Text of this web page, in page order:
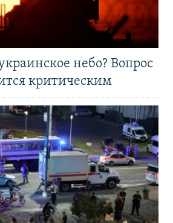
небо? Вопрос
критическим